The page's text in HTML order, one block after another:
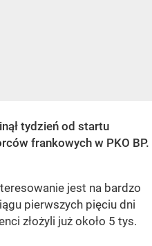
tydzień od startu
frankowych w PKO BP.
jest na bardzo
pierwszych pięciu dni
złożyli już około 5 tys.